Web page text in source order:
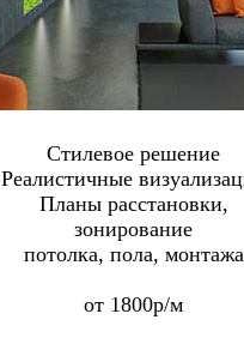
Стилевое решение
Реалистичные
Планы расстановки,
зонирование
потолка, пола, монтажа
от 1800р/м